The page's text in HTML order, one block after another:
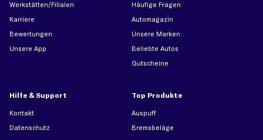
Werkstätten/Filialen
Karriere
Bewertungen
Unsere App
Häufige Fragen
Automagazin
Unsere Marken
Beliebte Autos
Gutscheine
Hilfe & Support
Kontakt
Datenschutz
Top Produkte
Auspuff
Bremsbeläge